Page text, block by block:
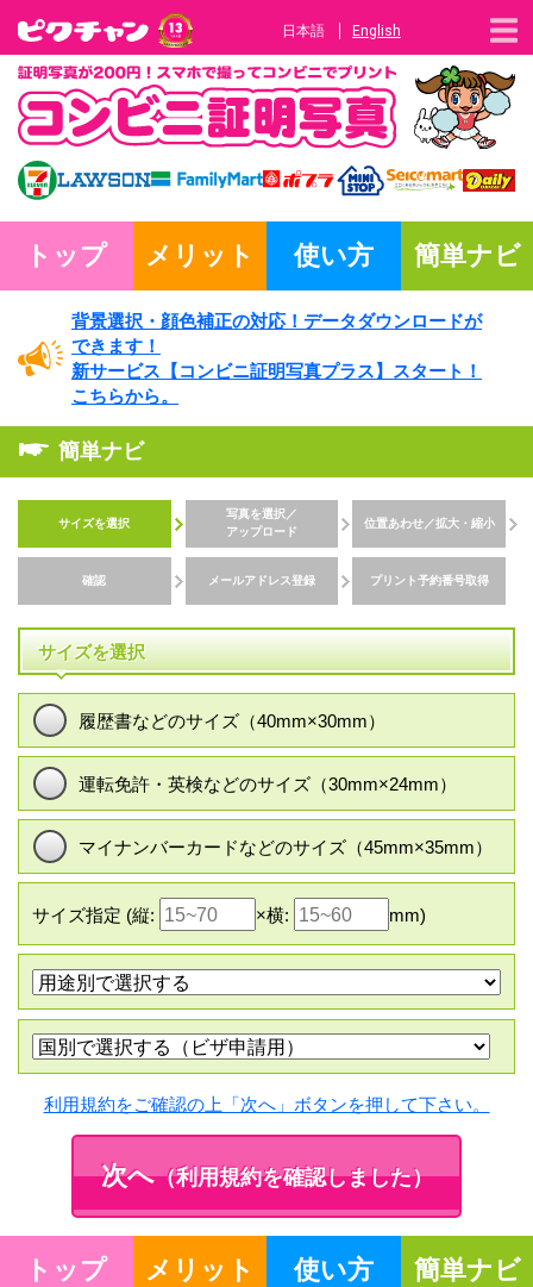
日本語 English
トップ メリット 使い方 簡単ナビ
背景選択・ 顔色補正の対応！ データダウンロードが
できます！
新サービス 【コンビニ証明写真プラス】
スタート！
こちらから。
簡単ナビ
サイズを選択
写真を選択／
アップロード
位置あわせ／拡大・縮小
確認 メールアドレス登録 プリント予約番号取得
サイズを選択
履歴書などのサイズ（40mm×30mm）
運転免許・英検などのサイズ（30mm×24mm）
マイナンバーカードなどのサイズ（45mm×35mm）
サイズ指定 (縦: ×横: mm)
利用規約をご確認の上「次へ」ボタンを押して下さい。
次へ（利用規約を確認しました）
トップ メリット 使い方 簡単ナビ